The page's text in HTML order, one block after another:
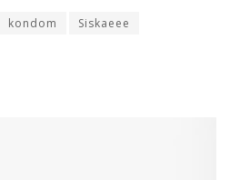
kondom Siskaeee